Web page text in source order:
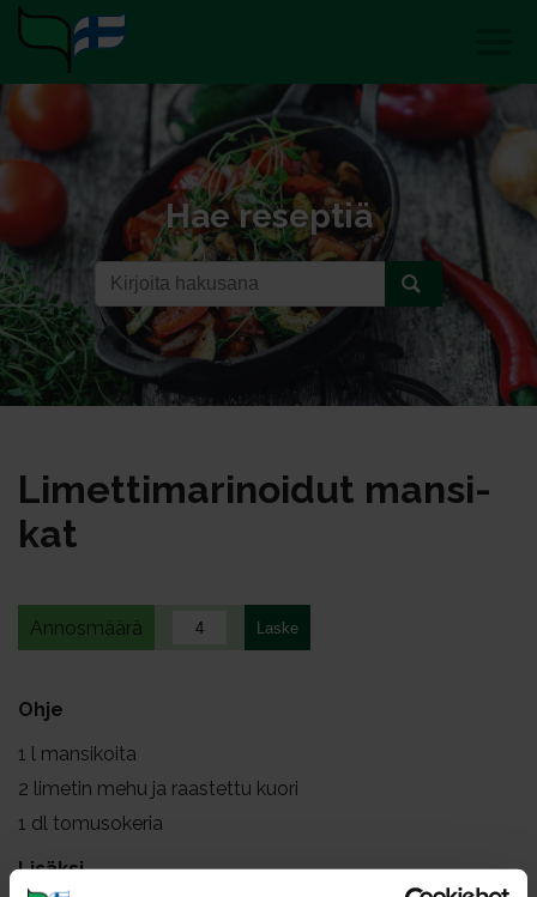
Hae reseptiä
Li­met­ti­ma­ri­noi­dut man­si­
kat
Annosmäärä
Ohje
1 l mansikoita
2 limetin mehu ja raastettu kuori
1 dl tomusokeria
Lisäksi